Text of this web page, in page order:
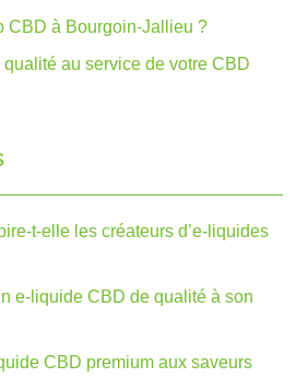
CBD à Bourgoin-Jallieu ?
au service de votre CBD
t-elle les créateurs d’e-liquides
e-liquide CBD de qualité à son
CBD premium aux saveurs